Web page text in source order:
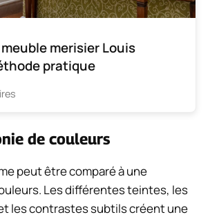
merisier Louis
pratique
de couleurs
peut être comparé à une
Les différentes teintes, les
les contrastes subtils créent une